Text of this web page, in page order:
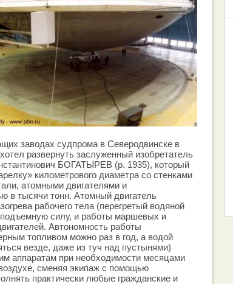
заводах судпрома в Северодвинске в
развернуть заслуженный изобретатель
БОГАТЫРЕВ (р. 1935), который
километрового диаметра со стенками
атомными двигателями и
в тысячи тонн. Атомный двигатель
рабочего тела (перегретый водяной
силу, и работы маршевых и
Автономность работы
топливом можно раз в год, а водой
везде, даже из туч над пустынями)
аппаратам при необходимости месяцами
сменяя экипаж с помощью
практически любые гражданские и